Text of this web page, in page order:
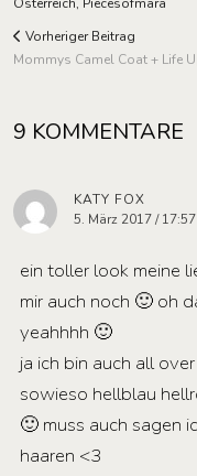
Österreich, Piecesofmara
Vorheriger Beitrag
Mommys Camel Coat + Life
9 KOMMENTARE
KATY FOX
5. März 2017 / 17:57
ein toller look meine
mir auch noch 🙂 oh
yeahhhh 🙂
ja ich bin auch all
sowieso hellblau
🙂 muss auch sagen
haaren <3